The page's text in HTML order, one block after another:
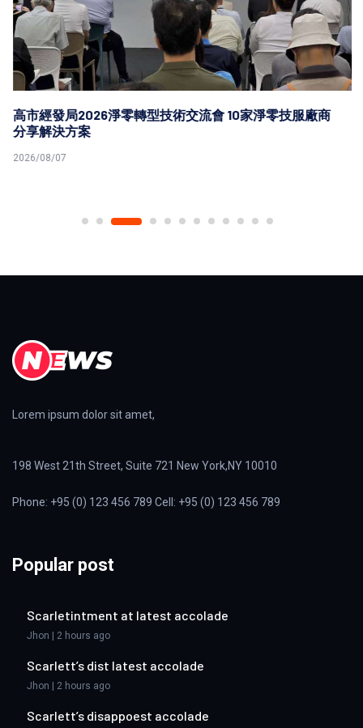
高市經發局2026淨零轉型技術交流會 10家淨零技服廠商
分享解決方案
2026/08/07
Lorem ipsum dolor sit amet,
198 West 21th Street, Suite 721 New York,NY 10010
Phone: +95 (0) 123 456 789 Cell: +95 (0) 123 456 789
Popular post
Scarletintment at latest accolade
Jhon | 2 hours ago
Scarlett’s dist latest accolade
Jhon | 2 hours ago
Scarlett’s disappoest accolade